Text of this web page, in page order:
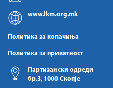
www.lkm.org.mk
Политика за колачиња
Политика за приватност
Партизански одреди
бр.3, 1000 Скопје